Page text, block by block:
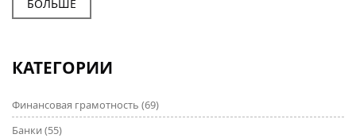
доллара в обменных пунктах, факторы, влияющие
БОЛЬШЕ
КАТЕГОРИИ
Финансовая грамотность (69)
Банки (55)